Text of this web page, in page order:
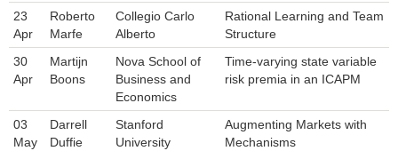
23
Apr
Roberto
Marfe
Collegio Carlo
Alberto
Rational Learning and Team
Structure
30
Apr
Martijn
Boons
Nova School of
Business and
Economics
Time-varying state variable
risk premia in an ICAPM
03
May
Darrell
Duffie
Stanford
University
Augmenting Markets with
Mechanisms